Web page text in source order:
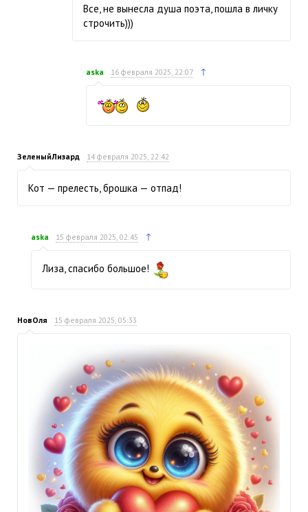
Все, не вынесла душа поэта, пошла в личку
строчить)))
aska 16 февраля 2025, 22:07 ↑
ЗеленыйЛизард 14 февраля 2025, 22:42
Кот — прелесть, брошка — отпад!
aska 15 февраля 2025, 02:45 ↑
Лиза, спасибо большое!
НовОля 15 февраля 2025, 05:33